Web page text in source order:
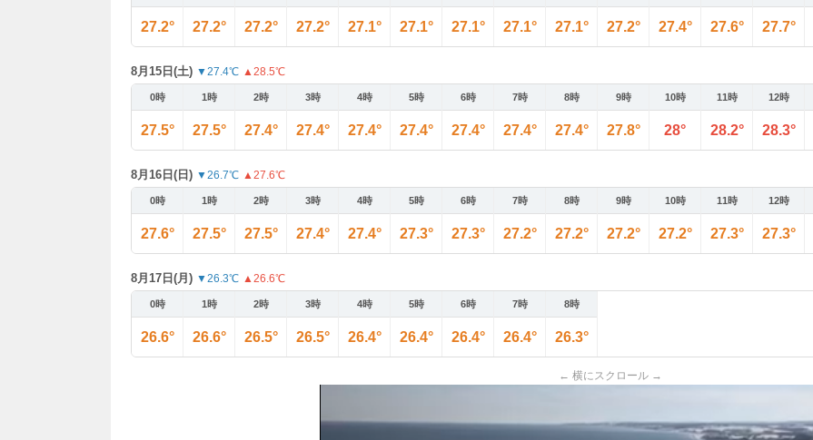
27.2° 27.2° 27.2° 27.2° 27.1° 27.1° 27.1° 27.1° 27.1° 27.2° 27.4° 27.6° 27.7°
8月15日(土) ▼27.4℃ ▲28.5℃
0時
27.5°
1時
27.5°
2時
27.4°
3時
27.4°
4時
27.4°
5時
27.4°
6時
27.4°
7時
27.4°
8時
27.4°
9時
27.8°
10時
28°
11時
28.2°
12時
28.3°
8月16日(日) ▼26.7℃ ▲27.6℃
0時
27.6°
1時
27.5°
2時
27.5°
3時
27.4°
4時
27.4°
5時
27.3°
6時
27.3°
7時
27.2°
8時
27.2°
9時
27.2°
10時
27.2°
11時
27.3°
12時
27.3°
8月17日(月) ▼26.3℃ ▲26.6℃
0時
26.6°
1時
26.6°
2時
26.5°
3時
26.5°
4時
26.4°
5時
26.4°
6時
26.4°
7時
26.4°
8時
26.3°
← 横にスクロール →